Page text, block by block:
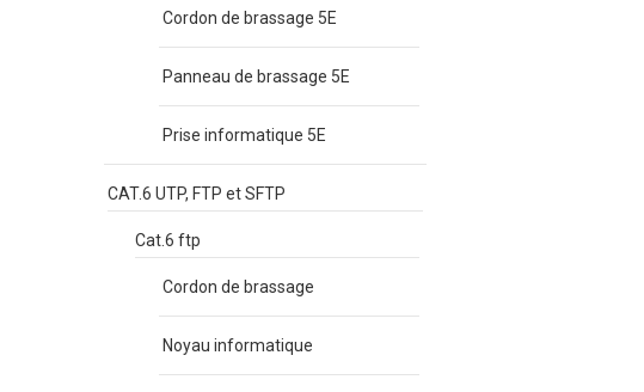
Cordon de brassage 5E
Panneau de brassage 5E
Prise informatique 5E
CAT.6 UTP, FTP et SFTP
Cat.6 ftp
Cordon de brassage
Noyau informatique